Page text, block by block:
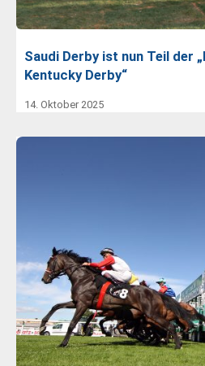
Saudi Derby ist nun Teil der
Kentucky Derby“
14. Oktober 2025